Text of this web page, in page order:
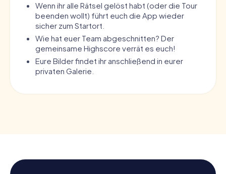
Wenn ihr alle Rätsel gelöst habt (oder die Tour
beenden wollt) führt euch die App wieder
sicher zum Startort.
Wie hat euer Team abgeschnitten? Der
gemeinsame Highscore verrät es euch!
Eure Bilder findet ihr anschließend in eurer
privaten Galerie.